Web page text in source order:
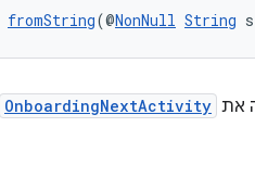
fromString(@NonNull String
את OnboardingNextActivity